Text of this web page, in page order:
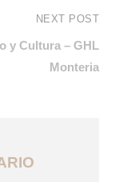
NEXT POST
y Cultura – GHL
Monteria